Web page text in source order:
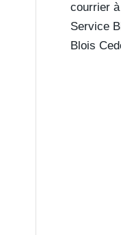
courrier
Service
Blois